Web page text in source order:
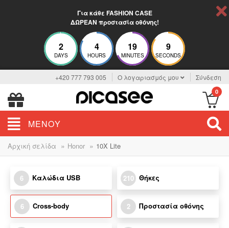
Για κάθε FASHION CASE
ΔΩΡΕΑΝ προστασία οθόνης!
2
DAYS
4
HOURS
19
MINUTES
9
SECONDS
+420 777 793 005 Ο λογαριασμός μου Σύνδεση
0
ΜΕΝΟΎ
Αρχική σελίδα » Honor » 10X Lite
6 Καλώδια USB 210 Θήκες
6 Cross-body 2 Προστασία οθόνης